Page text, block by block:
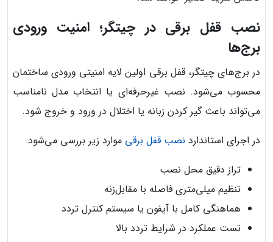
نصب قفل برقی در چیتگر؛ امنیت ورودی
برج‌ها
در برج‌های چیتگر، قفل برقی اولین لایه امنیتی ورودی ساختمان
محسوب می‌شود. نصب غیرحرفه‌ای یا انتخاب مدل نامناسب
می‌تواند باعث گیر کردن زبانه یا اختلال در ورود و خروج شود.
در اجرای استاندارد نصب قفل برقی موارد زیر بررسی می‌شود:
تراز دقیق محل نصب
تنظیم میلی‌متری فاصله با مقابل‌زنه
هماهنگی کامل با آیفون یا سیستم کنترل تردد
تست عملکرد در شرایط تردد بالا